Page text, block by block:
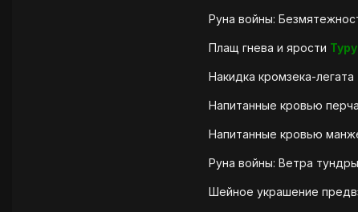
Руна войны:
Плащ гнева и ярости
Накидка кромзека-легата
Напитанные кровью
Напитанные кровью
Руна войны: Ветра тундры
Шейное украшение